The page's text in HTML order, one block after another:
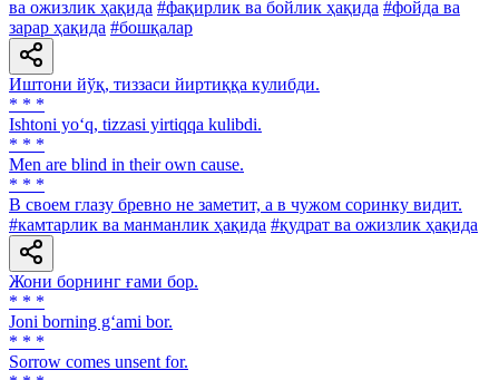
ва ожизлик ҳақида #фақирлик ва бойлик ҳақида #фойда ва
зарар ҳақида #бошқалар
Иштони йўқ, тиззаси йиртиққа кулибди.
* * *
Ishtoni yo‘q, tizzasi yirtiqqa kulibdi.
* * *
Men are blind in their own cause.
* * *
В своем глазу бревно не заметит, а в чужом соринку видит.
#камтарлик ва манманлик ҳақида #қудрат ва ожизлик ҳақида
Жони борнинг ғами бор.
* * *
Joni borning g‘ami bor.
* * *
Sorrow comes unsent for.